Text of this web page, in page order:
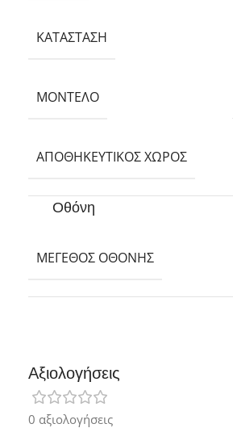
ΚΑΤΆΣΤΑΣΗ
ΜΟΝΤΈΛΟ
ΑΠΟΘΗΚΕΥΤΙΚΌΣ ΧΏΡΟΣ
Οθόνη
ΜΈΓΕΘΟΣ ΟΘΌΝΗΣ
Αξιολογήσεις
0 αξιολογήσεις